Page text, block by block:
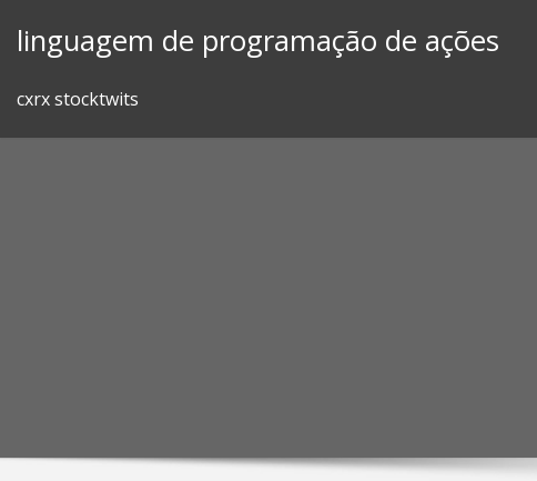
linguagem de programação de ações
cxrx stocktwits